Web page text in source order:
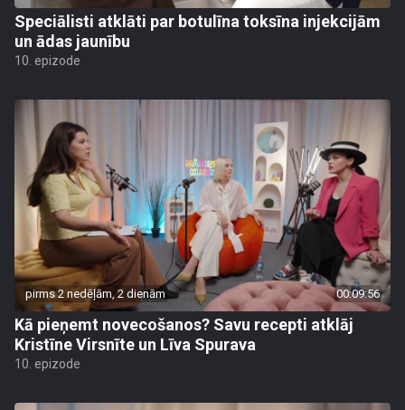
Speciālisti atklāti par botulīna toksīna injekcijām
un ādas jaunību
10. epizode
pirms 2 nedēļām, 2 dienām 00:09:56
Kā pieņemt novecošanos? Savu recepti atklāj
Kristīne Virsnīte un Līva Spurava
10. epizode